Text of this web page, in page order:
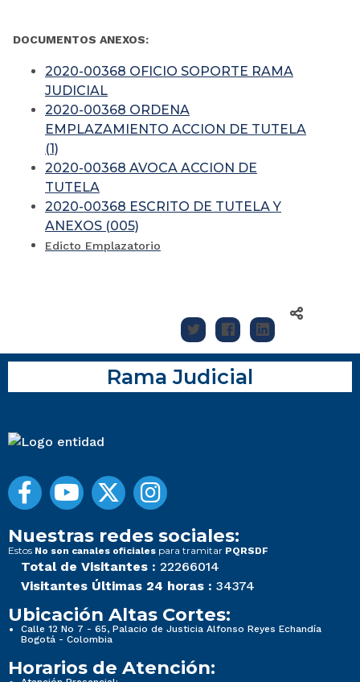
DOCUMENTOS ANEXOS:
2020-00368 OFICIO SOPORTE RAMA
JUDICIAL
2020-00368 ORDENA
EMPLAZAMIENTO ACCION DE TUTELA
(1)
2020-00368 AVOCA ACCION DE
TUTELA
2020-00368 ESCRITO DE TUTELA Y
ANEXOS (005)
Edicto Emplazatorio
Rama Judicial
Nuestras redes sociales:
Estos No son canales oficiales para tramitar PQRSDF
Total de Visitantes : 22266014
Visitantes Últimas 24 horas : 34374
Ubicación Altas Cortes:
Calle 12 No 7 - 65, Palacio de Justicia Alfonso Reyes Echandía
Bogotá - Colombia
Horarios de Atención: